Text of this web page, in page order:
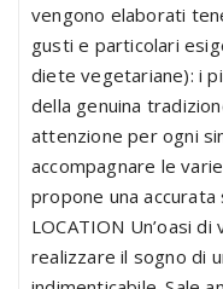
vengono elaborati
gusti e particolari
diete vegetariane): i
della genuina
attenzione per ogni
accompagnare le
propone una
LOCATION Un’oasi
realizzare il sogno di